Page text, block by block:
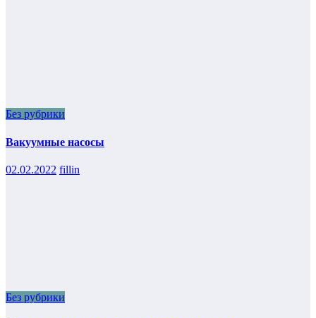
Без рубрики
Вакуумные насосы
02.02.2022 fillin
Без рубрики